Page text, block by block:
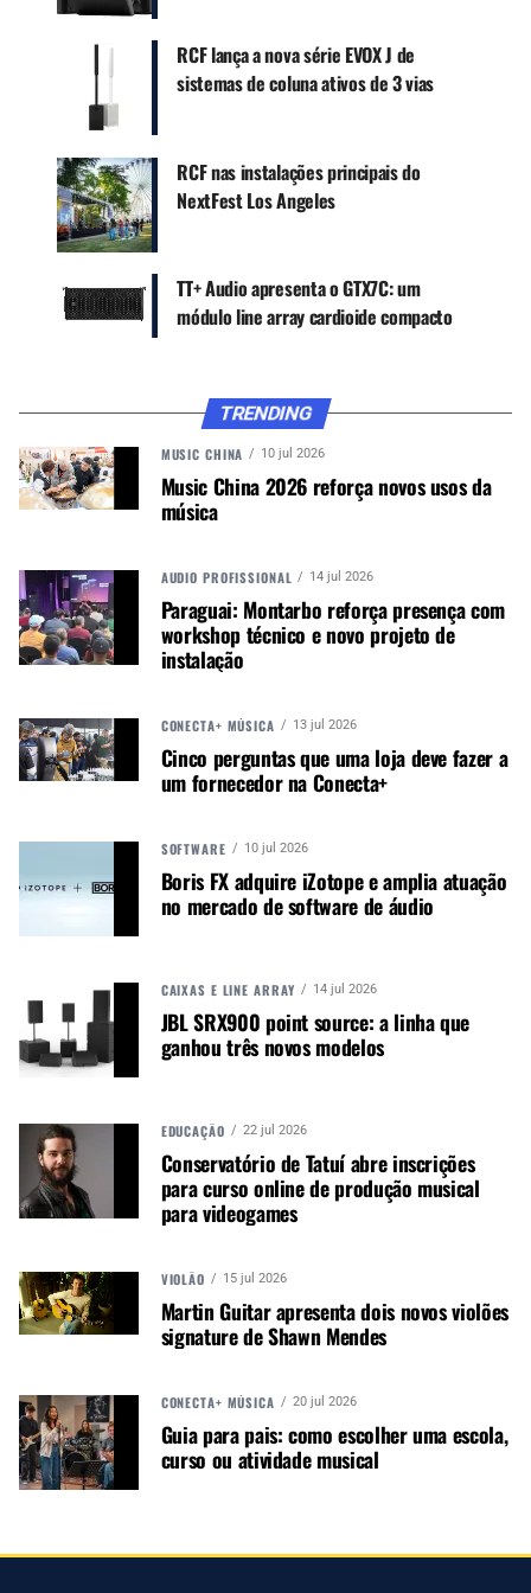
SUBWOOFERS EXTERNOS S 29 WP E S 19 WP
dois subwoofers à prova de intempéries (IP67),
com frequências estendidas de 25 Hz (S29 WP) e
30 Hz (S19 WP). Projetados para montagem no
apresentam conectores Amphenol Ecomate e uma
grade repelente de água.
AMPLIFICADORES XPS SÉRIE 4K E KPS PARA
CONTROLE TOTAL DO SISTEMA
O XPS4K é um amplificador contínuo compacto
de quatro canais e 4×1000 W, disponível em uma
versão habilitada para Dante que replica o
controlado pelo RDNet, uma plataforma de
gerenciamento abrangente para sistemas de
áudio de grande porte.
Por outro lado, a Série KPS oferece
com opções de 4 e 8 canais e potências de saída
de até 800 W por canal. Compatíveis com linhas
de baixa (2,7/4/8Ω) e alta impedância (70/100V),
eles apresentam DSP avançado e roteamento de
RCF lança a nova série EVOX J de
sistemas de coluna ativos de 3 vias
RCF nas instalações principais do
NextFest Los Angeles
TT+ Audio apresenta o GTX7C: um
módulo line array cardioide compacto
TRENDING
MUSIC CHINA 10 jul 2026
Music China 2026 reforça novos usos da
música
AUDIO PROFISSIONAL 14 jul 2026
Paraguai: Montarbo reforça presença com
workshop técnico e novo projeto de
instalação
CONECTA+ MÚSICA 13 jul 2026
Cinco perguntas que uma loja deve fazer a
um fornecedor na Conecta+
SOFTWARE 10 jul 2026
Boris FX adquire iZotope e amplia atuação
no mercado de software de áudio
CAIXAS E LINE ARRAY 14 jul 2026
JBL SRX900 point source: a linha que
ganhou três novos modelos
EDUCAÇÃO 22 jul 2026
Conservatório de Tatuí abre inscrições
para curso online de produção musical
para videogames
VIOLÃO 15 jul 2026
Martin Guitar apresenta dois novos violões
signature de Shawn Mendes
CONECTA+ MÚSICA 20 jul 2026
Guia para pais: como escolher uma escola,
curso ou atividade musical